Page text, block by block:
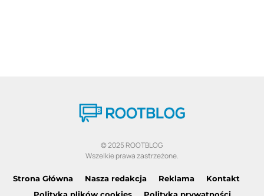
© 2025 ROOTBLOG
Wszelkie prawa zastrzeżone.
Strona Główna Nasza redakcja Reklama
Kontakt